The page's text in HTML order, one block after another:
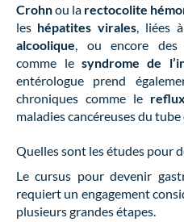
Crohnou la rectocolite
les hépatites virales , liées
alcoolique , ou encore
comme le syndrome de
entérologue prend
chroniques comme le
maladies cancéreuses du tube
Quelles sont les études pour
Le cursus pour devenir
requiert un engagement
plusieurs grandes étapes.